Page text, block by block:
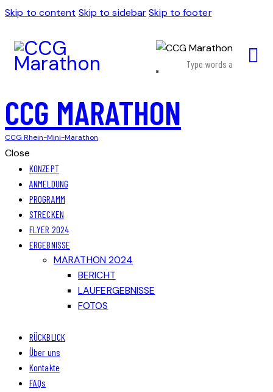
Skip to content Skip to sidebar Skip to footer
CCG MARATHON
CCG Rhein-Mini-Marathon
Close
KONZEPT
ANMELDUNG
PROGRAMM
STRECKEN
FLYER 2024
ERGEBNISSE
MARATHON 2024
BERICHT
LAUFERGEBNISSE
FOTOS
RÜCKBLICK
Über uns
Kontakte
FAQs